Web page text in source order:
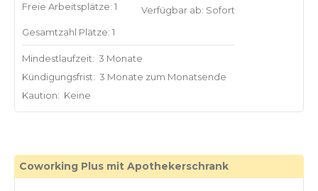
Freie Arbeitsplätze: 1
Gesamtzahl Plätze: 1
Verfügbar ab: Sofort
Mindestlaufzeit: 3 Monate
Kündigungsfrist: 3 Monate zum Monatsende
Kaution: Keine
Coworking Plus mit Apothekerschrank